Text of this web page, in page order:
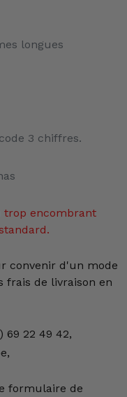
longues
3 chiffres.
trop encombrant
convenir d'un mode
frais de livraison en
69 22 49 42,
formulaire de